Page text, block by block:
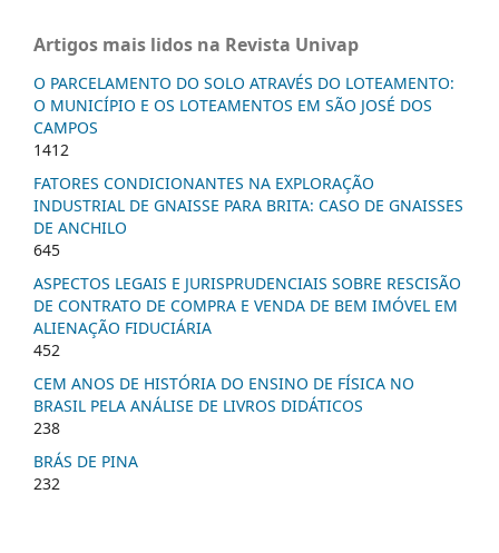
Artigos mais lidos na Revista Univap
O PARCELAMENTO DO SOLO ATRAVÉS DO LOTEAMENTO:
O MUNICÍPIO E OS LOTEAMENTOS EM SÃO JOSÉ DOS
CAMPOS
1412
FATORES CONDICIONANTES NA EXPLORAÇÃO
INDUSTRIAL DE GNAISSE PARA BRITA: CASO DE GNAISSES
DE ANCHILO
645
ASPECTOS LEGAIS E JURISPRUDENCIAIS SOBRE RESCISÃO
DE CONTRATO DE COMPRA E VENDA DE BEM IMÓVEL EM
ALIENAÇÃO FIDUCIÁRIA
452
CEM ANOS DE HISTÓRIA DO ENSINO DE FÍSICA NO
BRASIL PELA ANÁLISE DE LIVROS DIDÁTICOS
238
BRÁS DE PINA
232